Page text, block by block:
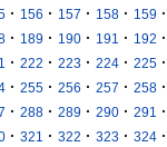
· 156 · 157 · 158 · 159 ·
· 189 · 190 · 191 · 192 ·
· 222 · 223 · 224 · 225 ·
· 255 · 256 · 257 · 258 ·
· 288 · 289 · 290 · 291 ·
· 321 · 322 · 323 · 324 ·